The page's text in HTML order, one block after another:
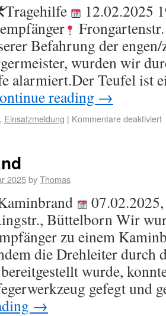
12.02.2025
Befahrung der
wurden wir
alarmiert.Der Teufel ist
reading →
, Einsatzmeldung | Kommentare deaktiviert
2025byThomas
Büttelborn Wir
zu einem
die Drehleiter durch
wurde,
gefegt und
→